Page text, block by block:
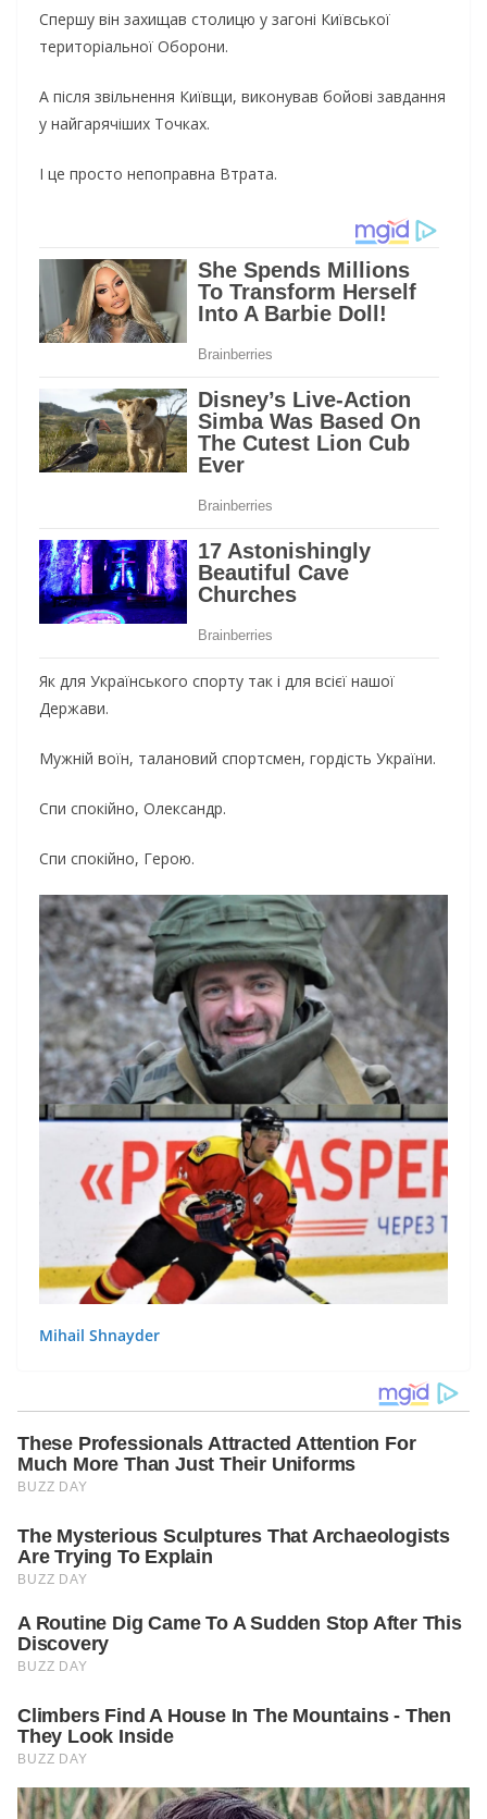
Спершу він захищав столицю у загоні Київської
територіальної Оборони.
А після звільнення Київщи, виконував бойові завдання
у найгарячіших Точках.
І це просто непоправна Втрата.
Як для Українського спорту так і для всієї нашої
Держави.
Мужній воїн, талановий спортсмен, гордість України.
Спи спокійно, Олександр.
Спи спокійно, Герою.
Mihail Shnayder